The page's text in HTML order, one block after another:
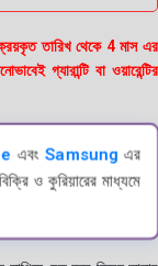
তারিখ থেকে 4 মাস এর
গ্যারান্টি বা ওয়ারেন্টির
এবংSamsung এর
ও কুরিয়ারের মাধ্যমে